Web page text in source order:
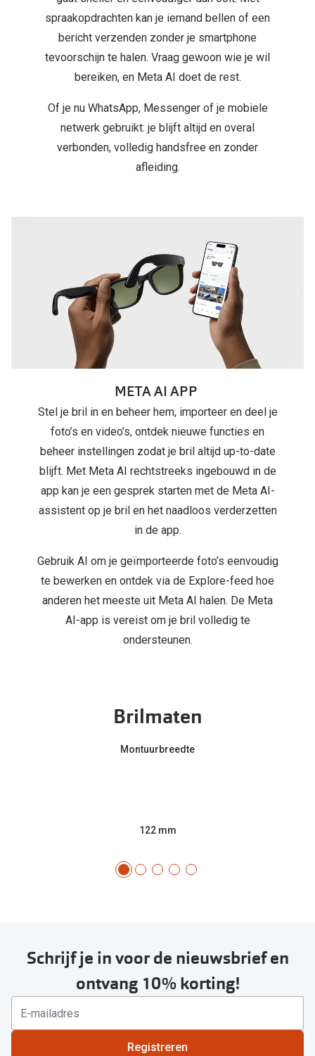
spraakopdrachten kan je iemand bellen of een
bericht verzenden zonder je smartphone
tevoorschijn te halen. Vraag gewoon wie je wil
bereiken, en Meta AI doet de rest.
Of je nu WhatsApp, Messenger of je mobiele
netwerk gebruikt: je blijft altijd en overal
verbonden, volledig handsfree en zonder
afleiding.
META AI APP
Stel je bril in en beheer hem, importeer en deel je
foto’s en video’s, ontdek nieuwe functies en
beheer instellingen zodat je bril altijd up-to-date
blijft. Met Meta AI rechtstreeks ingebouwd in de
app kan je een gesprek starten met de Meta AI-
assistent op je bril en het naadloos verderzetten
in de app.
Gebruik AI om je geïmporteerde foto’s eenvoudig
te bewerken en ontdek via de Explore-feed hoe
anderen het meeste uit Meta AI halen. De Meta
AI-app is vereist om je bril volledig te
ondersteunen.
Brilmaten
Montuurbreedte
122 mm
Schrijf je in voor de nieuwsbrief en
ontvang 10% korting!
Registreren